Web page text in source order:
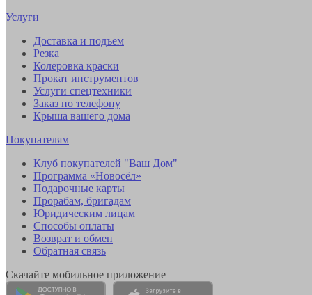
Услуги
Доставка и подъем
Резка
Колеровка краски
Прокат инструментов
Услуги спецтехники
Заказ по телефону
Крыша вашего дома
Покупателям
Клуб покупателей "Ваш Дом"
Программа «Новосёл»
Подарочные карты
Прорабам, бригадам
Юридическим лицам
Способы оплаты
Возврат и обмен
Обратная связь
Скачайте мобильное приложение